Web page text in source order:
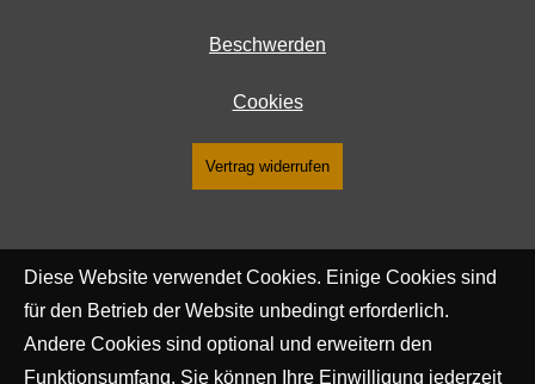
Beschwerden
Cookies
Vertrag widerrufen
Diese Website verwendet Cookies. Einige Cookies sind
für den Betrieb der Website unbedingt erforderlich.
Andere Cookies sind optional und erweitern den
Funktionsumfang. Sie können Ihre Einwilligung jederzeit